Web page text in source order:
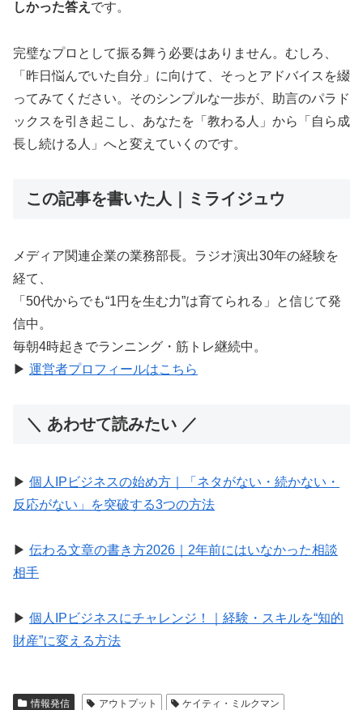
しかった答え です。
完璧なプロとして振る舞う必要はありません。むしろ、
「昨日悩んでいた自分」に向けて、そっとアドバイスを綴
ってみてください。そのシンプルな一歩が、助言のパラド
ックスを引き起こし、あなたを「教わる人」から「自ら成
長し続ける人」へと変えていくのです。
この記事を書いた人｜ミライジュウ
メディア関連企業の業務部長。ラジオ演出30年の経験を
経て、
「50代からでも“1円を生む力”は育てられる」と信じて発
信中。
毎朝4時起きでランニング・筋トレ継続中。
▶︎ 運営者プロフィールはこちら
＼ あわせて読みたい ／
▶︎ 個人IPビジネスの始め方｜「ネタがない・続かない・
反応がない」を突破する3つの方法
▶︎ 伝わる文章の書き方2026｜2年前にはいなかった相談
相手
▶︎ 個人IPビジネスにチャレンジ！｜経験・スキルを“知的
財産”に変える方法
情報発信 アウトプット
ケイティ・ミルクマン